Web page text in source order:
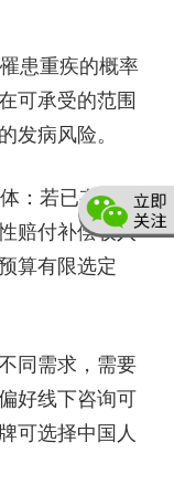
患重疾的概率
可承受的范围
发病风险。
：若已有完善
赔付补偿收入
算有限选定
同需求，需要
好线下咨询可
可选择中国人